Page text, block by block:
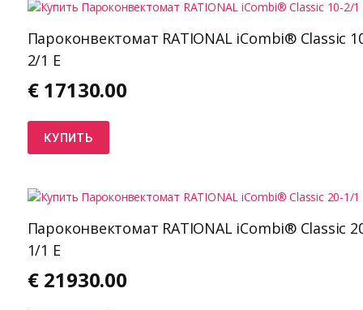
Пароконвектомат RATIONAL iCombi® Classic
2/1 E
€ 17130.00
КУПИТЬ
Пароконвектомат RATIONAL iCombi® Classic
1/1 E
€ 21930.00